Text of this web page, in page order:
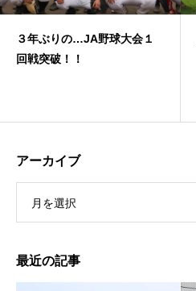
３年ぶりの…JA野球大会１
回戦突破！！
アーカイブ
月を選択
最近の記事